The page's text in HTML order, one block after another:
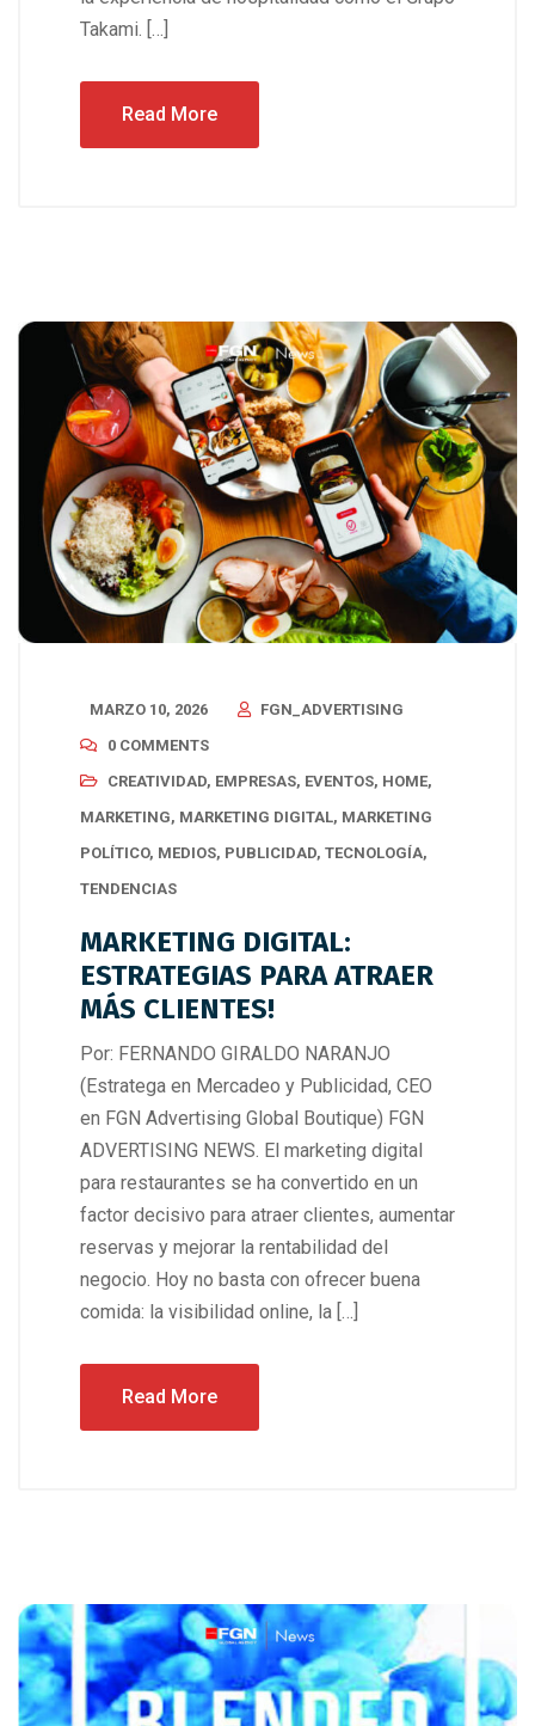
Takami. […]
Read More
MARZO 10, 2026
FGN_ADVERTISING
0 COMMENTS
CREATIVIDAD, EMPRESAS, EVENTOS, HOME,
MARKETING, MARKETING DIGITAL, MARKETING
POLÍTICO, MEDIOS, PUBLICIDAD, TECNOLOGÍA,
TENDENCIAS
MARKETING DIGITAL:
ESTRATEGIAS PARA ATRAER
MÁS CLIENTES!
Por: FERNANDO GIRALDO NARANJO
(Estratega en Mercadeo y Publicidad, CEO
en FGN Advertising Global Boutique) FGN
ADVERTISING NEWS. El marketing digital
para restaurantes se ha convertido en un
factor decisivo para atraer clientes, aumentar
reservas y mejorar la rentabilidad del
negocio. Hoy no basta con ofrecer buena
comida: la visibilidad online, la […]
Read More